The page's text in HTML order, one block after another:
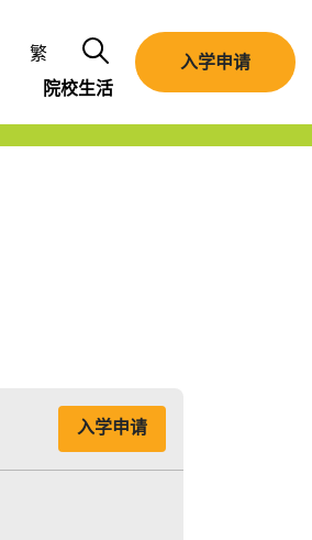
繁
Search
院校生活
入学申请
入学申请